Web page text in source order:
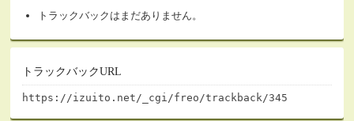
トラックバックはまだありません。
トラックバックURL
https://izuito.net/_cgi/freo/trackback/345